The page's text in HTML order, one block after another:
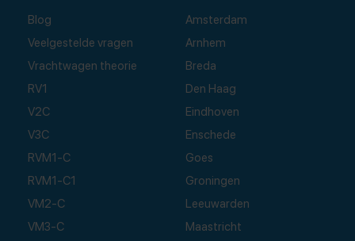
Blog
Veelgestelde vragen
Vrachtwagen theorie
RV1
V2C
V3C
RVM1-C
RVM1-C1
VM2-C
VM3-C
Amsterdam
Arnhem
Breda
Den Haag
Eindhoven
Enschede
Goes
Groningen
Leeuwarden
Maastricht